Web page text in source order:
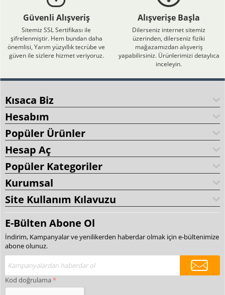
Güvenli Alışveriş
Sitemiz SSL Sertifikası ile
şifrelenmiştir. Hem bundan daha
önemlisi, Yarım yüzyıllık tecrübe ve
güven ile sizlere hizmet veriyoruz.
Alışverişe Başla
Dilerseniz internet sitemiz
üzerinden, dilerseniz fiziki
mağazamızdan alışveriş
yapabilirsiniz. Ürünlerimizi detaylıca
inceleyin.
Kısaca Biz
Hesabım
Popüler Ürünler
Hesap Aç
Popüler Kategoriler
Kurumsal
Site Kullanım Kılavuzu
E-Bülten Abone Ol
İndirim, Kampanyalar ve yenilikerden haberdar olmak için e-bültenimize
abone olunuz.
Kod doğrulama